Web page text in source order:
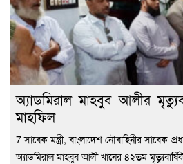
অ্যাডমিরাল মাহবুব আলীর
মাহফিল
7 সাবেক মন্ত্রী, বাংলাদেশ নৌবাহিনীর সাবেক
অ্যাডমিরাল মাহবুব আলী খানের ৪২তম